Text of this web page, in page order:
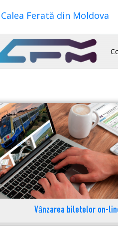
Calea Ferată din Moldova
Vânzarea biletelor on-